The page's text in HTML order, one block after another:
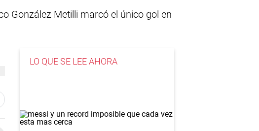
González Metilli marcó el único gol en
LO QUE SE LEE AHORA